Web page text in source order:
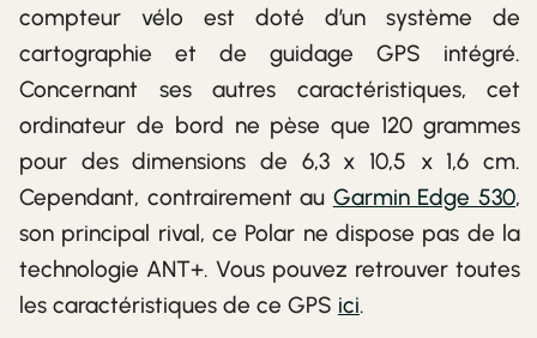
compteur vélo est doté d’un système de
cartographie et de guidage GPS intégré.
Concernant ses autres caractéristiques, cet
ordinateur de bord ne pèse que 120 grammes
pour des dimensions de 6,3 x 10,5 x 1,6 cm.
Cependant, contrairement au Garmin Edge 530,
son principal rival, ce Polar ne dispose pas de la
technologie ANT+. Vous pouvez retrouver toutes
les caractéristiques de ce GPS ici.